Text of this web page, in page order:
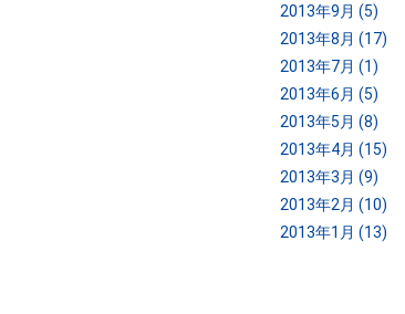
2013年9月 (5)
2013年8月 (17)
2013年7月 (1)
2013年6月 (5)
2013年5月 (8)
2013年4月 (15)
2013年3月 (9)
2013年2月 (10)
2013年1月 (13)